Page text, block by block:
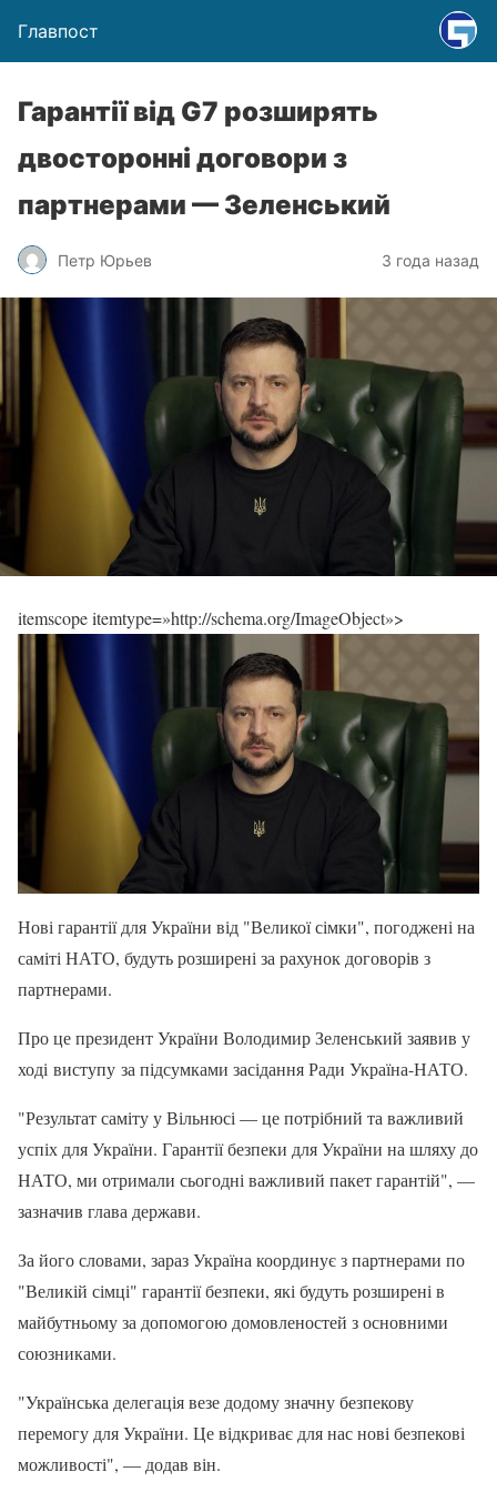
Главпост
Гарантії від G7 розширять
двосторонні договори з
партнерами — Зеленський
Петр Юрьев 3 года назад
itemscope itemtype=»http://schema.org/ImageObject»>
Нові гарантії для України від "Великої сімки", погоджені на
саміті НАТО, будуть розширені за рахунок договорів з
партнерами.
Про це президент України Володимир Зеленський заявив у
ході виступу за підсумками засідання Ради Україна-НАТО.
"Результат саміту у Вільнюсі — це потрібний та важливий
успіх для України. Гарантії безпеки для України на шляху до
НАТО, ми отримали сьогодні важливий пакет гарантій", —
зазначив глава держави.
За його словами, зараз Україна координує з партнерами по
"Великій сімці" гарантії безпеки, які будуть розширені в
майбутньому за допомогою домовленостей з основними
союзниками.
"Українська делегація везе додому значну безпекову
перемогу для України. Це відкриває для нас нові безпекові
можливості", — додав він.